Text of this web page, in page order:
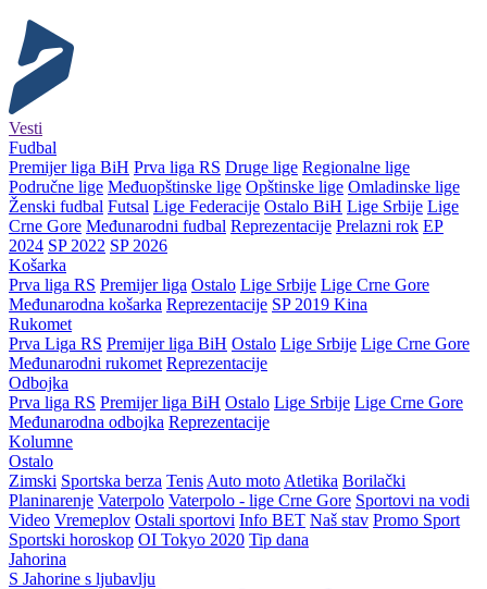
Vesti
Fudbal
Premijer liga BiH Prva liga RS Druge lige Regionalne lige
Područne lige Međuopštinske lige Opštinske lige Omladinske lige
Ženski fudbal Futsal Lige Federacije Ostalo BiH Lige Srbije Lige
Crne Gore Međunarodni fudbal Reprezentacije Prelazni rok EP
2024 SP 2022 SP 2026
Košarka
Prva liga RS Premijer liga Ostalo Lige Srbije Lige Crne Gore
Međunarodna košarka Reprezentacije SP 2019 Kina
Rukomet
Prva Liga RS Premijer liga BiH Ostalo Lige Srbije Lige Crne Gore
Međunarodni rukomet Reprezentacije
Odbojka
Prva liga RS Premijer liga BiH Ostalo Lige Srbije Lige Crne Gore
Međunarodna odbojka Reprezentacije
Kolumne
Ostalo
Zimski Sportska berza Tenis Auto moto Atletika Borilački
Planinarenje Vaterpolo Vaterpolo - lige Crne Gore Sportovi na vodi
Video Vremeplov Ostali sportovi Info BET Naš stav Promo Sport
Sportski horoskop OI Tokyo 2020 Tip dana
Jahorina
S Jahorine s ljubavlju